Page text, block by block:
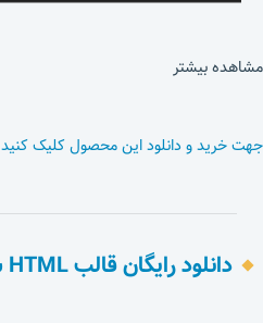
مشاهده بیشتر
جهت خرید و دانلود این محصول کلیک کنید
دانلود رایگان قالب HTML شرکتی Agon، آگون